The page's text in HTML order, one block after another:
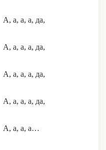
А, а, а, а, да,
А, а, а, а, да,
А, а, а, а, да,
А, а, а, а, да,
А, а, а, а…